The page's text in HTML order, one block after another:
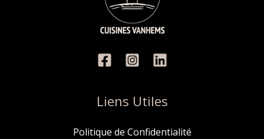
Liens Utiles
Politique de Confidentialité